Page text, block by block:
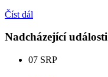
Číst dál
Nadcházející události
07 SRP